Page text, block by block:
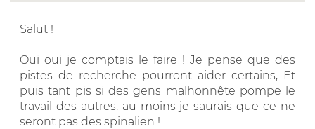
Salut !
Oui oui je comptais le faire ! Je pense que des
pistes de recherche pourront aider certains, Et
puis tant pis si des gens malhonnête pompe le
travail des autres, au moins je saurais que ce ne
seront pas des spinalien !